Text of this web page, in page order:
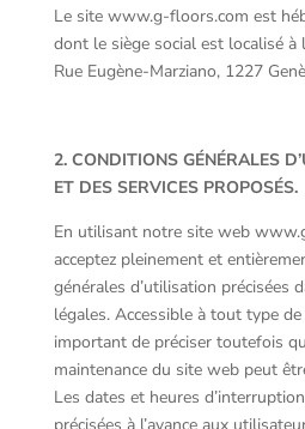
Le site www.g-floors.com est
dont le siège social est localisé à
Rue Eugène-Marziano, 1227
2. CONDITIONS GÉNÉRALES
ET DES SERVICES PROPOSÉS.
En utilisant notre site web
acceptez pleinement et
générales d’utilisation précisées
légales. Accessible à tout type
important de préciser toutefois
maintenance du site web peut
Les dates et heures